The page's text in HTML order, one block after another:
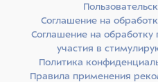
Соглашение на
Соглашение на
участия в
Политика
Правила применения